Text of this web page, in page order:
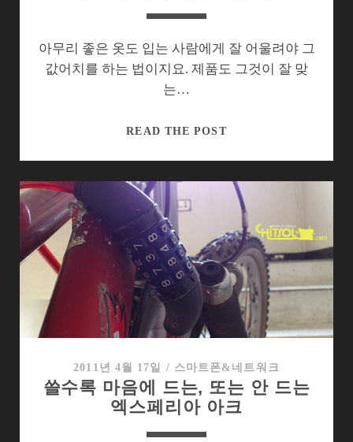
점
은…
아무리 좋은 옷도 입는 사람에게 잘 어울려야 그
값어치를 하는 법이지요. 제품도 그것이 잘 맞
는…
READ THE POST넥
누
구
에
게
까?
2011년 4월 17일 / 스마트폰&네트워크
쓸수록 마음에 드는, 또는 안 드는
엑스페리아 아크